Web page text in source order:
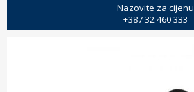
Nazovite za cijenu
+387 32 460 333